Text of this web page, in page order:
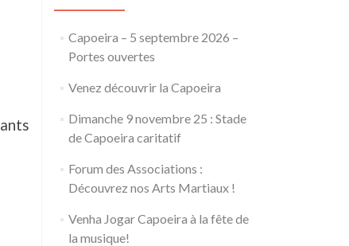
Capoeira – 5 septembre 2026 –
Portes ouvertes
Venez découvrir la Capoeira
Dimanche 9 novembre 25 : Stade
de Capoeira caritatif
Forum des Associations :
Découvrez nos Arts Martiaux !
Venha Jogar Capoeira à la fête de
la musique!